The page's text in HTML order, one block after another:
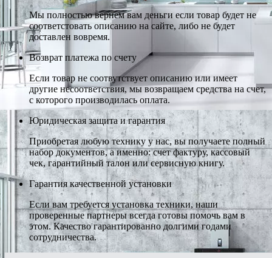
Мы полностью вернем вам деньги если товар будет не
соответстовать описанию на сайте, либо не будет
доставлен вовремя.
Возврат платежа по счету
Если товар не соотвутствует описанию или имеет
другие несоответствия, мы возвращаем средства на счет,
с которого производилась оплата.
Юридическая защита и гарантия
Приобретая любую технику у нас, вы получаете полный
набор документов, а именно: счет фактуру, кассовый
чек, гарантийный талон или сервисную книгу.
Гарантия качественной установки
Если вам требуется установка техники, наши
проверенные партнеры всегда готовы помочь вам в
этом. Качество гарантированно долгими годами
сотрудничества.